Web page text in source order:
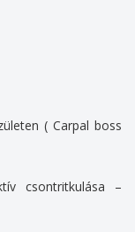
( Carpal boss
csontritkulása –